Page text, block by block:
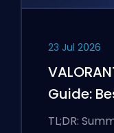
23 Jul 2026
Guide:
and
TL;DR: